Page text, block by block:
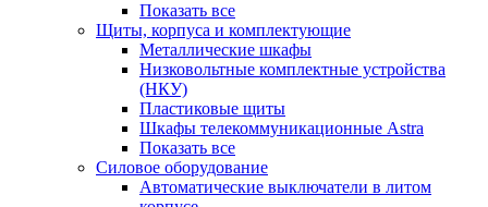
Показать все
Щиты, корпуса и комплектующие
Металлические шкафы
Низковольтные комплектные устройства
(НКУ)
Пластиковые щиты
Шкафы телекоммуникационные Astra
Показать все
Силовое оборудование
Автоматические выключатели в литом